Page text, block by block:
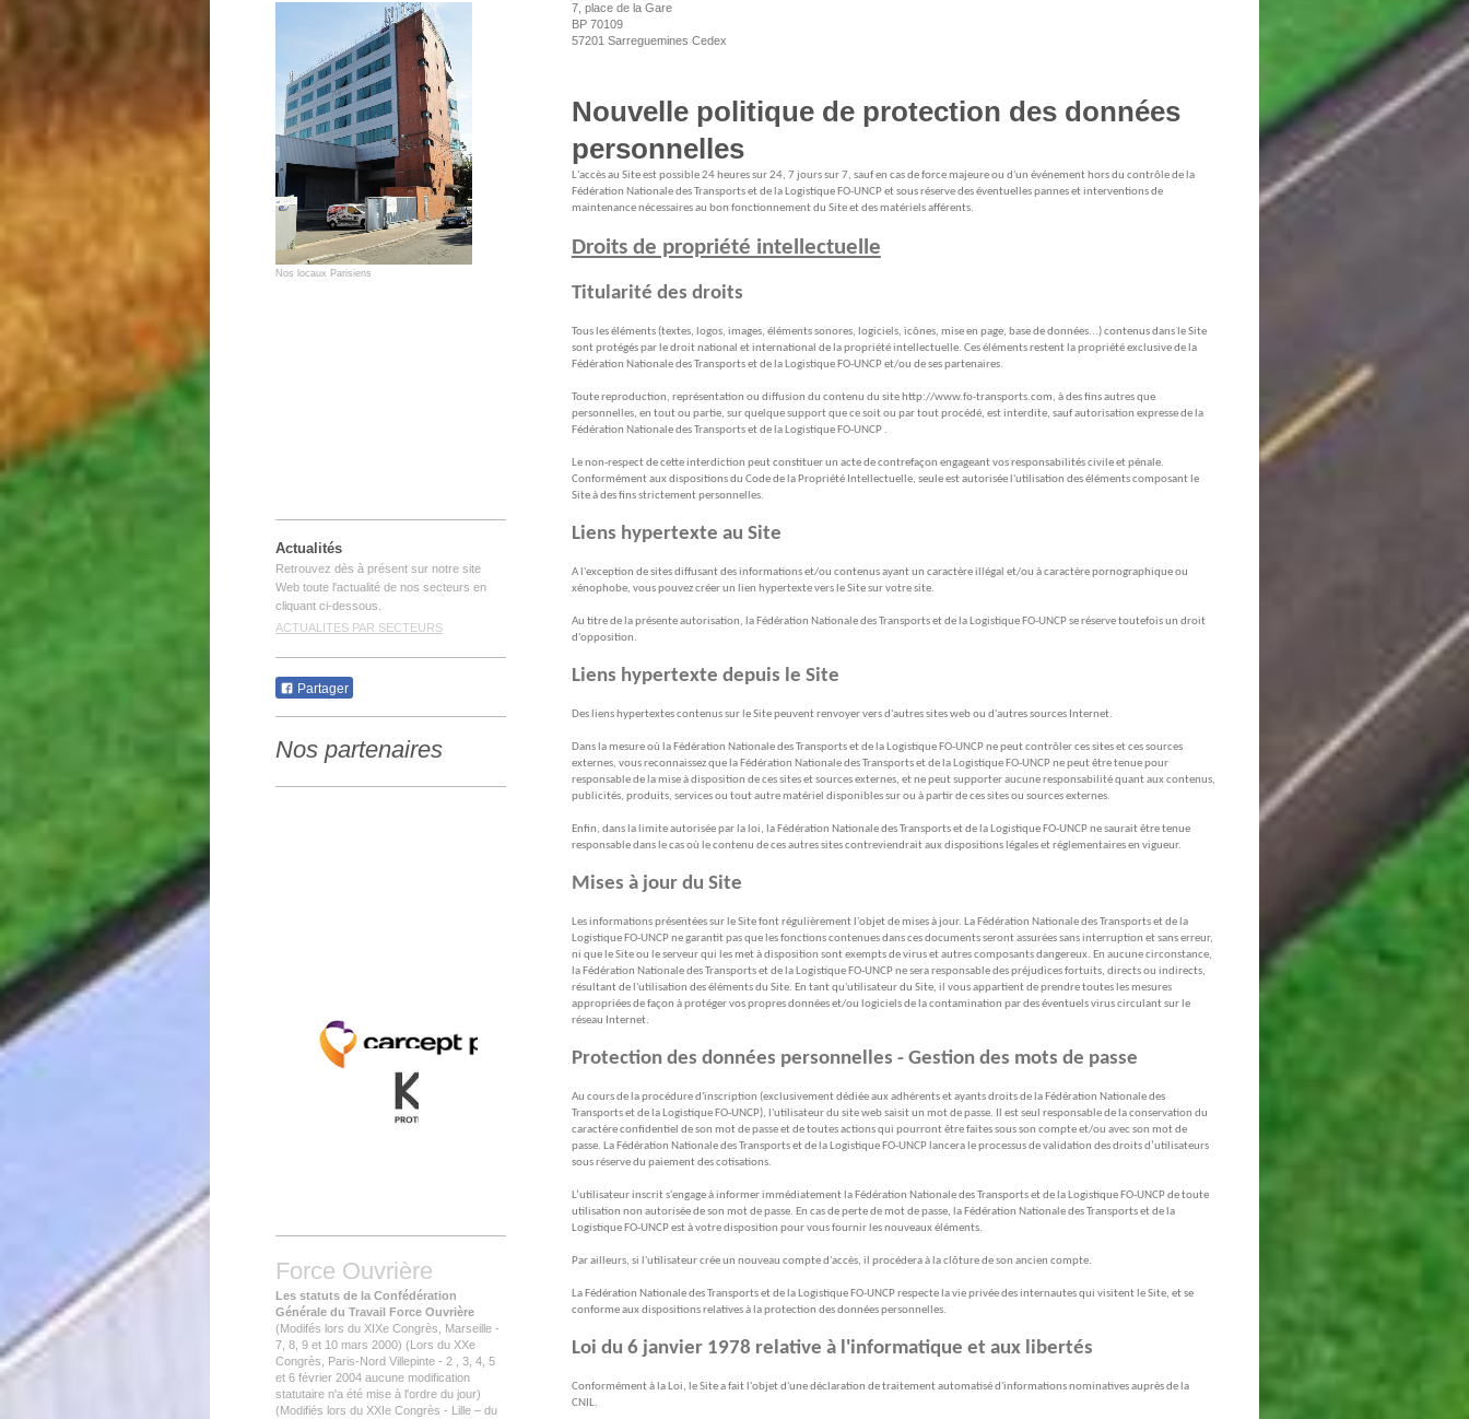
7, place de la Gare
BP 70109
57201 Sarreguemines Cedex
Nouvelle politique de protection des données
personnelles
L'accès au Site est possible 24 heures sur 24, 7 jours sur 7, sauf en cas de force majeure ou d'un événement hors du contrôle de la
Fédération Nationale des Transports et de la Logistique FO-UNCP et sous réserve des éventuelles pannes et interventions de
maintenance nécessaires au bon fonctionnement du Site et des matériels afférents.
Droits de propriété intellectuelle
Titularité des droits
Tous les éléments (textes, logos, images, éléments sonores, logiciels, icônes, mise en page, base de données...) contenus dans le Site
sont protégés par le droit national et international de la propriété intellectuelle. Ces éléments restent la propriété exclusive de la
Fédération Nationale des Transports et de la Logistique FO-UNCP et/ou de ses partenaires.
Toute reproduction, représentation ou diffusion du contenu du site http://www.fo-transports.com, à des fins autres que
personnelles, en tout ou partie, sur quelque support que ce soit ou par tout procédé, est interdite, sauf autorisation expresse de la
Fédération Nationale des Transports et de la Logistique FO-UNCP .
Le non-respect de cette interdiction peut constituer un acte de contrefaçon engageant vos responsabilités civile et pénale.
Conformément aux dispositions du Code de la Propriété Intellectuelle, seule est autorisée l'utilisation des éléments composant le
Site à des fins strictement personnelles.
Liens hypertexte au Site
A l'exception de sites diffusant des informations et/ou contenus ayant un caractère illégal et/ou à caractère pornographique ou
xénophobe, vous pouvez créer un lien hypertexte vers le Site sur votre site.
Au titre de la présente autorisation, la Fédération Nationale des Transports et de la Logistique FO-UNCP se réserve toutefois un droit
d'opposition.
Liens hypertexte depuis le Site
Des liens hypertextes contenus sur le Site peuvent renvoyer vers d'autres sites web ou d'autres sources Internet.
Dans la mesure où la Fédération Nationale des Transports et de la Logistique FO-UNCP ne peut contrôler ces sites et ces sources
externes, vous reconnaissez que la Fédération Nationale des Transports et de la Logistique FO-UNCP ne peut être tenue pour
responsable de la mise à disposition de ces sites et sources externes, et ne peut supporter aucune responsabilité quant aux contenus,
publicités, produits, services ou tout autre matériel disponibles sur ou à partir de ces sites ou sources externes.
Enfin, dans la limite autorisée par la loi, la Fédération Nationale des Transports et de la Logistique FO-UNCP ne saurait être tenue
responsable dans le cas où le contenu de ces autres sites contreviendrait aux dispositions légales et réglementaires en vigueur.
Mises à jour du Site
Les informations présentées sur le Site font régulièrement l'objet de mises à jour. La Fédération Nationale des Transports et de la
Logistique FO-UNCP ne garantit pas que les fonctions contenues dans ces documents seront assurées sans interruption et sans erreur,
ni que le Site ou le serveur qui les met à disposition sont exempts de virus et autres composants dangereux. En aucune circonstance,
la Fédération Nationale des Transports et de la Logistique FO-UNCP ne sera responsable des préjudices fortuits, directs ou indirects,
résultant de l'utilisation des éléments du Site. En tant qu'utilisateur du Site, il vous appartient de prendre toutes les mesures
appropriées de façon à protéger vos propres données et/ou logiciels de la contamination par des éventuels virus circulant sur le
réseau Internet.
Protection des données personnelles - Gestion des mots de passe
Au cours de la procédure d'inscription (exclusivement dédiée aux adhérents et ayants droits de la Fédération Nationale des
Transports et de la Logistique FO-UNCP), l'utilisateur du site web saisit un mot de passe. Il est seul responsable de la conservation du
caractère confidentiel de son mot de passe et de toutes actions qui pourront être faites sous son compte et/ou avec son mot de
passe. La Fédération Nationale des Transports et de la Logistique FO-UNCP lancera le processus de validation des droits d’utilisateurs
sous réserve du paiement des cotisations.
L’utilisateur inscrit s'engage à informer immédiatement la Fédération Nationale des Transports et de la Logistique FO-UNCP de toute
utilisation non autorisée de son mot de passe. En cas de perte de mot de passe, la Fédération Nationale des Transports et de la
Logistique FO-UNCP est à votre disposition pour vous fournir les nouveaux éléments.
Par ailleurs, si l'utilisateur crée un nouveau compte d'accès, il procédera à la clôture de son ancien compte.
La Fédération Nationale des Transports et de la Logistique FO-UNCP respecte la vie privée des internautes qui visitent le Site, et se
conforme aux dispositions relatives à la protection des données personnelles.
Loi du 6 janvier 1978 relative à l'informatique et aux libertés
Conformément à la Loi, le Site a fait l'objet d'une déclaration de traitement automatisé d'informations nominatives auprès de la
CNIL.
Nos locaux Parisiens
Actualités
Retrouvez dès à présent sur notre site
Web toute l'actualité de nos secteurs en
cliquant ci-dessous.
ACTUALITES PAR SECTEURS
Partager
Nos partenaires
Force Ouvrière
Les statuts de la Confédération
Générale du Travail Force Ouvrière
(Modifés lors du XIXe Congrès, Marseille -
7, 8, 9 et 10 mars 2000) (Lors du XXe
Congrès, Paris-Nord Villepinte - 2 , 3, 4, 5
et 6 février 2004 aucune modification
statutaire n'a été mise à l'ordre du jour)
(Modifiés lors du XXIe Congrès - Lille – du